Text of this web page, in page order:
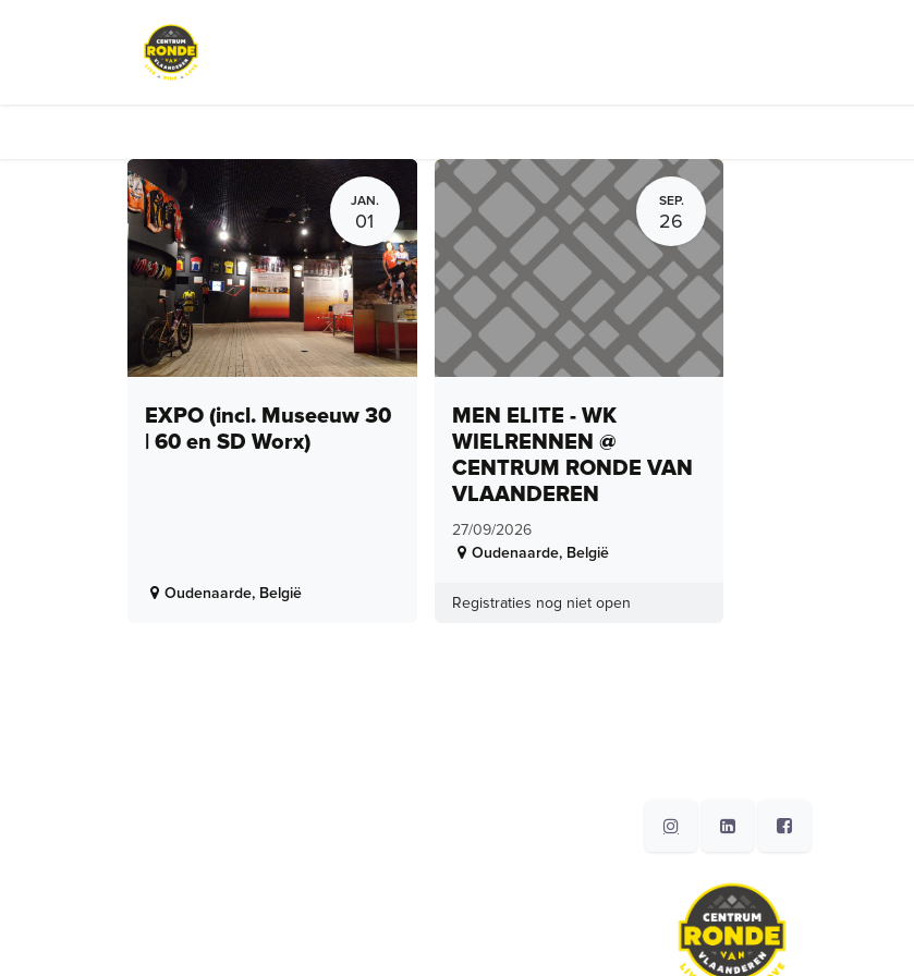
JAN.
01
EXPO (incl. Museeuw 30
| 60 en SD Worx)
Oudenaarde, België
SEP.
26
MEN ELITE - WK
WIELRENNEN @
CENTRUM RONDE VAN
VLAANDEREN
27/09/2026
Oudenaarde, België
Registraties nog niet open